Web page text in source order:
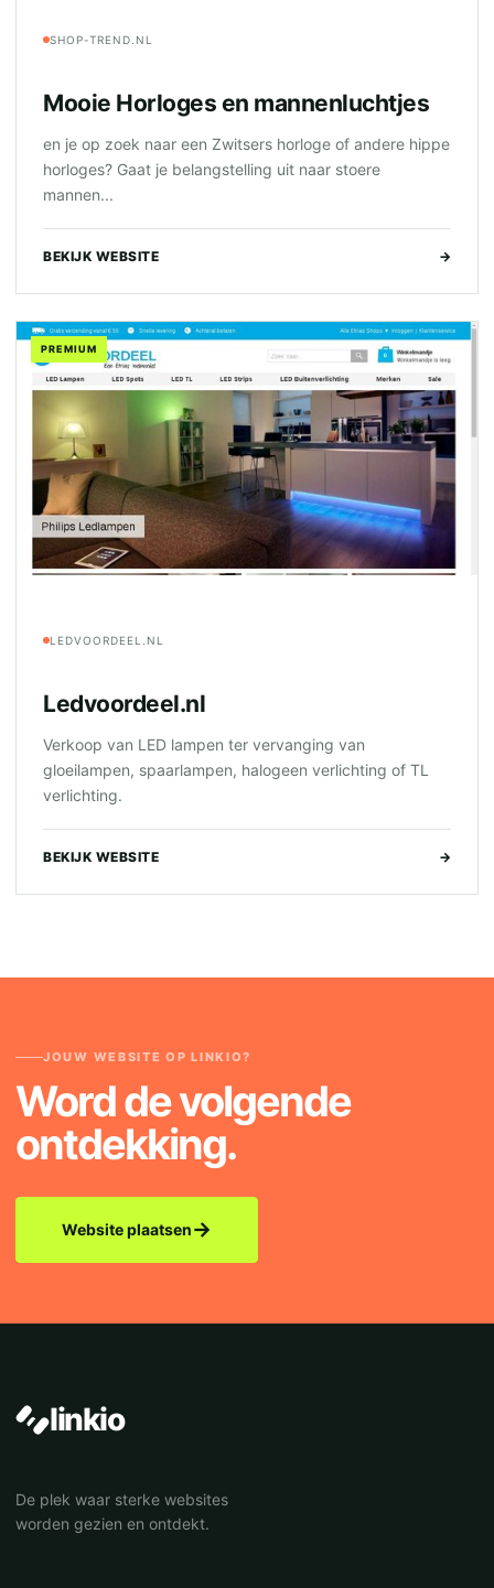
SHOP-TREND.NL
Mooie Horloges en mannenluchtjes
en je op zoek naar een Zwitsers horloge of andere hippe
horloges? Gaat je belangstelling uit naar stoere
mannen...
BEKIJK WEBSITE →
PREMIUM
LEDVOORDEEL.NL
Ledvoordeel.nl
Verkoop van LED lampen ter vervanging van
gloeilampen, spaarlampen, halogeen verlichting of TL
verlichting.
BEKIJK WEBSITE →
JOUW WEBSITE OP LINKIO?
Word de volgende
ontdekking.
Website plaatsen→
linkio
De plek waar sterke websites
worden gezien en ontdekt.